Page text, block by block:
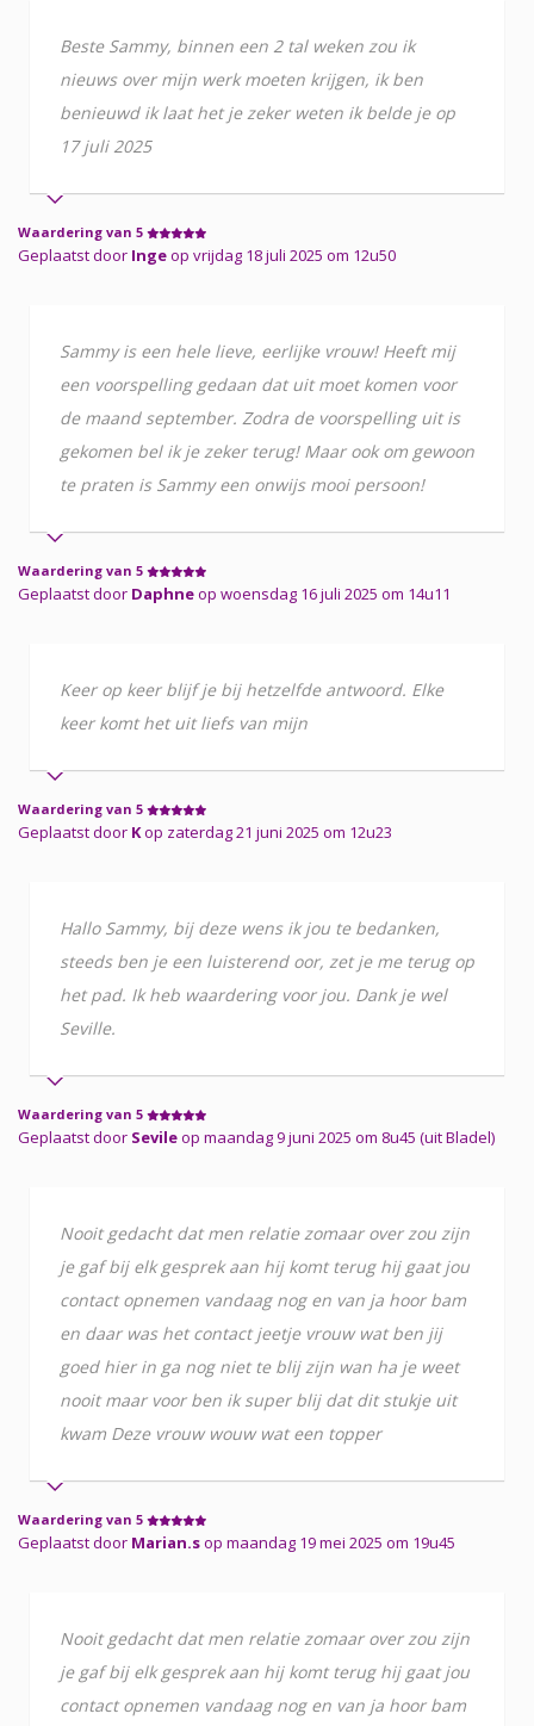
Beste Sammy, binnen een 2 tal weken zou ik
nieuws over mijn werk moeten krijgen, ik ben
benieuwd ik laat het je zeker weten ik belde je op
17 juli 2025
Waardering van 5
Geplaatst door Ingeop vrijdag 18 juli 2025 om 12u50
Sammy is een hele lieve, eerlijke vrouw! Heeft mij
een voorspelling gedaan dat uit moet komen voor
de maand september. Zodra de voorspelling uit is
gekomen bel ik je zeker terug! Maar ook om gewoon
te praten is Sammy een onwijs mooi persoon!
Waardering van 5
Geplaatst door Daphneop woensdag 16 juli 2025 om 14u11
Keer op keer blijf je bij hetzelfde antwoord. Elke
keer komt het uit liefs van mijn
Waardering van 5
Geplaatst door Kop zaterdag 21 juni 2025 om 12u23
Hallo Sammy, bij deze wens ik jou te bedanken,
steeds ben je een luisterend oor, zet je me terug op
het pad. Ik heb waardering voor jou. Dank je wel
Seville.
Waardering van 5
Geplaatst door Sevileop maandag 9 juni 2025 om 8u45 (uit Bladel)
Nooit gedacht dat men relatie zomaar over zou zijn
je gaf bij elk gesprek aan hij komt terug hij gaat jou
contact opnemen vandaag nog en van ja hoor bam
en daar was het contact jeetje vrouw wat ben jij
goed hier in ga nog niet te blij zijn wan ha je weet
nooit maar voor ben ik super blij dat dit stukje uit
kwam Deze vrouw wouw wat een topper
Waardering van 5
Geplaatst door Marian.sop maandag 19 mei 2025 om 19u45
Nooit gedacht dat men relatie zomaar over zou zijn
je gaf bij elk gesprek aan hij komt terug hij gaat jou
contact opnemen vandaag nog en van ja hoor bam